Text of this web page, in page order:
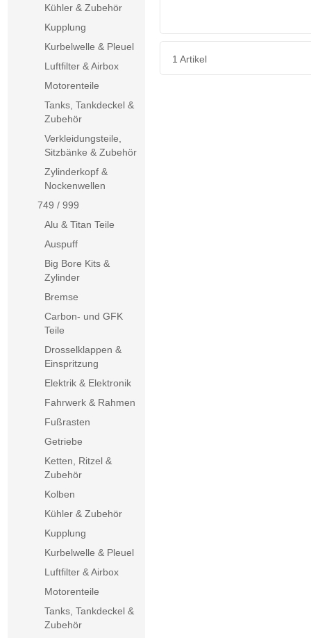
1 Artikel
Kühler & Zubehör
Kupplung
Kurbelwelle & Pleuel
Luftfilter & Airbox
Motorenteile
Tanks, Tankdeckel &
Zubehör
Verkleidungsteile,
Sitzbänke & Zubehör
Zylinderkopf &
Nockenwellen
749 / 999
Alu & Titan Teile
Auspuff
Big Bore Kits &
Zylinder
Bremse
Carbon- und GFK
Teile
Drosselklappen &
Einspritzung
Elektrik & Elektronik
Fahrwerk & Rahmen
Fußrasten
Getriebe
Ketten, Ritzel &
Zubehör
Kolben
Kühler & Zubehör
Kupplung
Kurbelwelle & Pleuel
Luftfilter & Airbox
Motorenteile
Tanks, Tankdeckel &
Zubehör